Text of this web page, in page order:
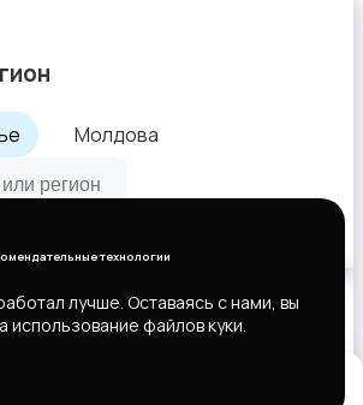
технологии
лучше. Оставаясь с нами, вы
использование файлов куки.
Молдова
оплаты